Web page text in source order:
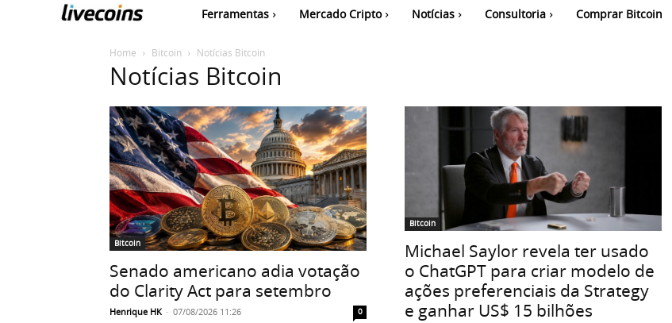
Ferramentas Mercado Cripto Notícias Consultoria Comprar Bitcoin
Home Bitcoin Notícias Bitcoin
Notícias Bitcoin
Bitcoin
Senado americano adia votação
do Clarity Act para setembro
Henrique HK - 07/08/2026 11:26 0
Bitcoin
Michael Saylor revela ter usado
o ChatGPT para criar modelo de
ações preferenciais da Strategy
e ganhar US$ 15 bilhões